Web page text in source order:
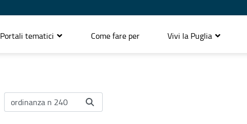
Portali tematici Come fare per Vivi la Puglia